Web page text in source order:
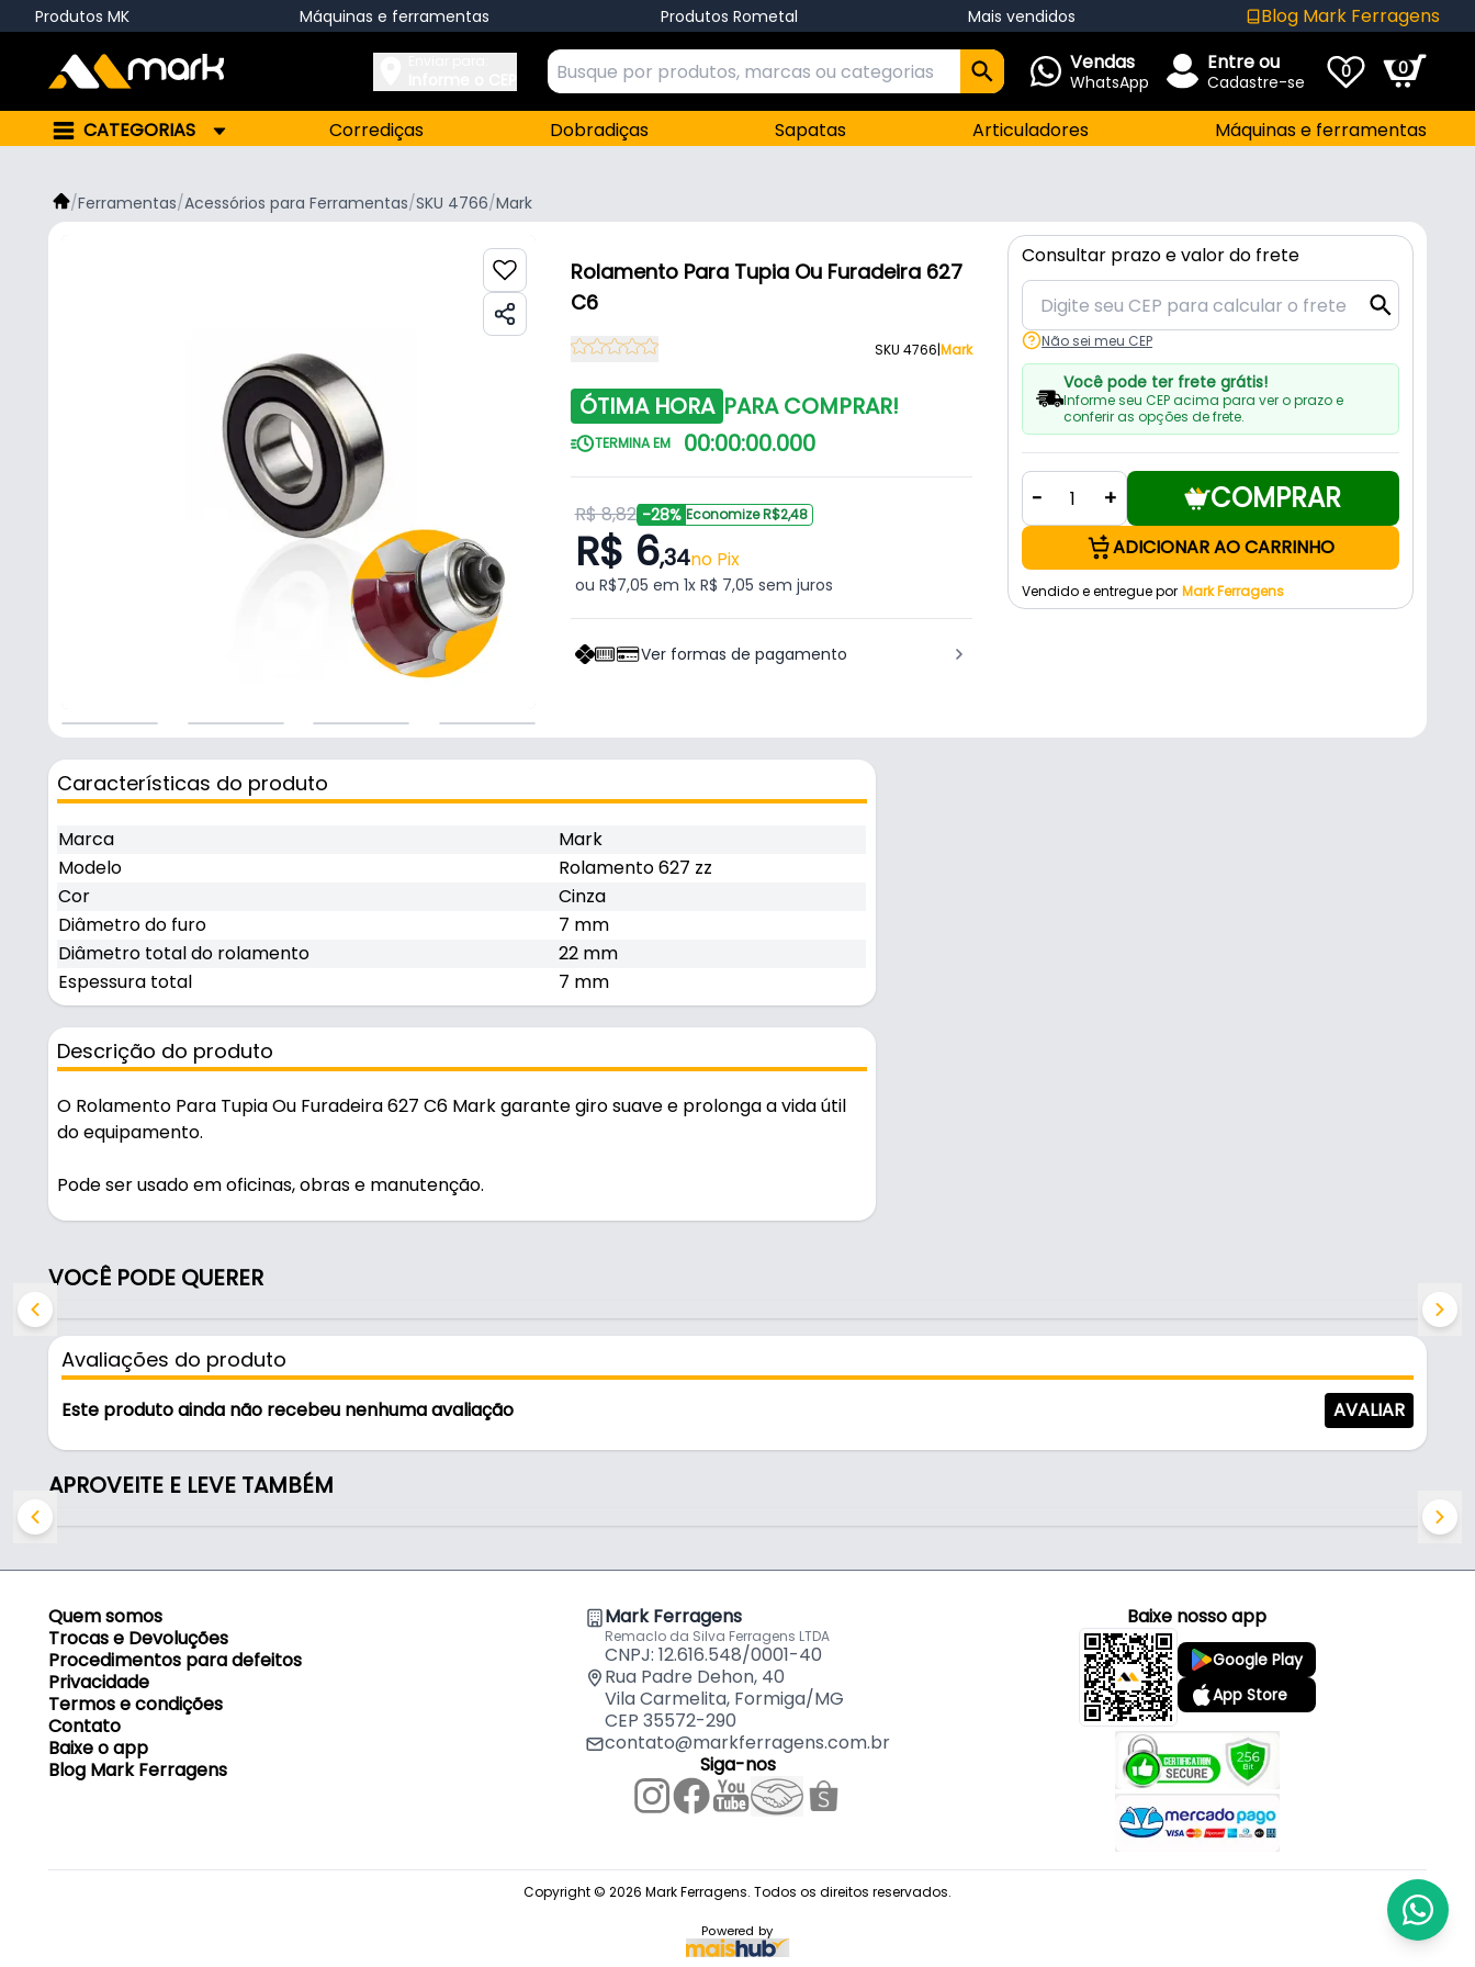
Produtos MK Máquinas e ferramentas Produtos Rometal Mais vendidos Blog Mark Ferragens
Vendas
WhatsApp
Entre ou
Cadastre-se 0 0
CATEGORIAS Corrediças Dobradiças Sapatas Articuladores Máquinas e ferramentas
/Ferramentas/Acessórios para Ferramentas/SKU 4766/Mark
Rolamento Para Tupia Ou Furadeira 627
C6
SKU 4766|Mark
ÓTIMA HORA PARA COMPRAR!
TERMINA EM 00:00:00.000
R$ 8,82 -28% Economize R$2,48
R$ 6,34no Pix
ou R$7,05 em 1x R$ 7,05 sem juros
Ver formas de pagamento
Consultar prazo e valor do frete
Não sei meu CEP
Você pode ter frete grátis!
Informe seu CEP acima para ver o prazo e
conferir as opções de frete.
- + COMPRAR
ADICIONAR AO CARRINHO
Vendido e entregue por Mark Ferragens
Características do produto
Marca
Mark
Modelo
Rolamento 627 zz
Cor
Cinza
Diâmetro do furo
7 mm
Diâmetro total do rolamento
22 mm
Espessura total
7 mm
Descrição do produto
O Rolamento Para Tupia Ou Furadeira 627 C6 Mark garante giro suave e prolonga a vida útil
do equipamento.
Pode ser usado em oficinas, obras e manutenção.
Características:
- Modelo: Rolamento 627 zz
- Cor: Cinza
- Diâmetro total do rolamento: 22 mm
- Espessura total: 7 mm
VOCÊ PODE QUERER
Avaliações do produto
Este produto ainda não recebeu nenhuma avaliação AVALIAR
APROVEITE E LEVE TAMBÉM
Quem somos
Trocas e Devoluções
Procedimentos para defeitos
Privacidade
Termos e condições
Contato
Baixe o app
Blog Mark Ferragens
Mark Ferragens
Remaclo da Silva Ferragens LTDA
CNPJ: 12.616.548/0001-40
Rua Padre Dehon, 40
Vila Carmelita, Formiga/MG
CEP 35572-290
contato@markferragens.com.br
Siga-nos
Baixe nosso app
Google Play
App Store
Copyright © 2026 Mark Ferragens. Todos os direitos reservados.
Powered by